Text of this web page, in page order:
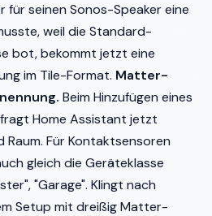
für seinen Sonos-Speaker eine
weil die Standard-
bot, bekommt jetzt eine
im Tile-Format. Matter-
Beim Hinzufügen eines
Home Assistant jetzt
Raum. Für Kontaktsensoren
gleich die Geräteklasse
"Garage". Klingt nach
Setup mit dreißig Matter-